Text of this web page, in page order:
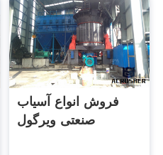
فروش انواع آسیاب
صنعتی ویرگول